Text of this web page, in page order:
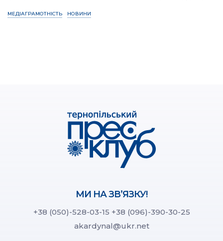
МЕДІАГРАМОТНІСТЬ НОВИНИ
МИ НА ЗВ’ЯЗКУ!
+38 (050)-528-03-15 +38 (096)-390-30-25
akardynal@ukr.net